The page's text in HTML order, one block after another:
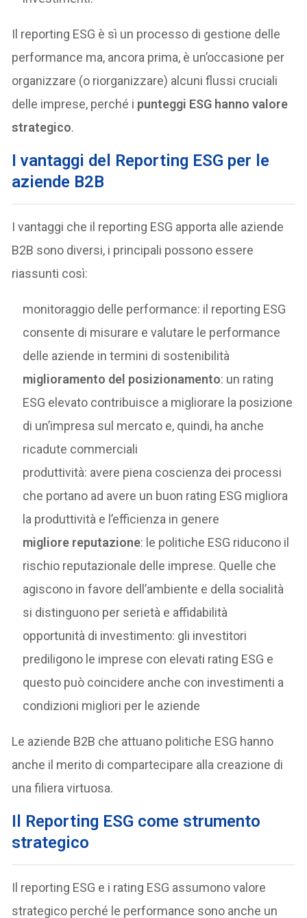
Il reporting ESG è sì un processo di gestione delle
performance ma, ancora prima, è un’occasione per
organizzare (o riorganizzare) alcuni flussi cruciali
delle imprese, perché i punteggi ESG hanno valore
strategico.
I vantaggi del Reporting ESG per le
aziende B2B
I vantaggi che il reporting ESG apporta alle aziende
B2B sono diversi, i principali possono essere
riassunti così:
monitoraggio delle performance: il reporting ESG
consente di misurare e valutare le performance
delle aziende in termini di sostenibilità
miglioramento del posizionamento: un rating
ESG elevato contribuisce a migliorare la posizione
di un’impresa sul mercato e, quindi, ha anche
ricadute commerciali
produttività: avere piena coscienza dei processi
che portano ad avere un buon rating ESG migliora
la produttività e l’efficienza in genere
migliore reputazione: le politiche ESG riducono il
rischio reputazionale delle imprese. Quelle che
agiscono in favore dell’ambiente e della socialità
si distinguono per serietà e affidabilità
opportunità di investimento: gli investitori
prediligono le imprese con elevati rating ESG e
questo può coincidere anche con investimenti a
condizioni migliori per le aziende
Le aziende B2B che attuano politiche ESG hanno
anche il merito di compartecipare alla creazione di
una filiera virtuosa.
Il Reporting ESG come strumento
strategico
Il reporting ESG e i rating ESG assumono valore
strategico perché le performance sono anche un